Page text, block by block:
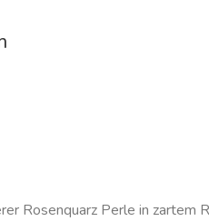
Rosenquarz Perle in